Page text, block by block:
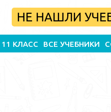
НЕ НАШЛИ
11 КЛАСС ВСЕ УЧЕБНИКИ